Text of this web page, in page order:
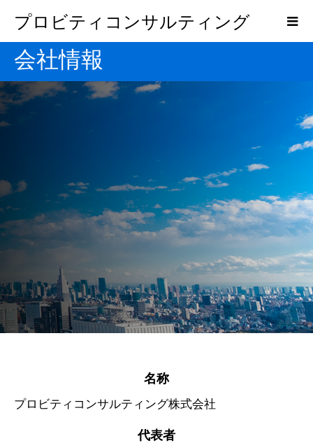
プロビティコンサルティング
会社情報
名称
プロビティコンサルティング株式会社
代表者